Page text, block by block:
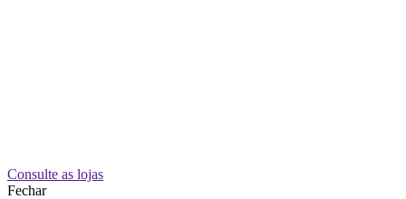
Consulte as lojas
Fechar